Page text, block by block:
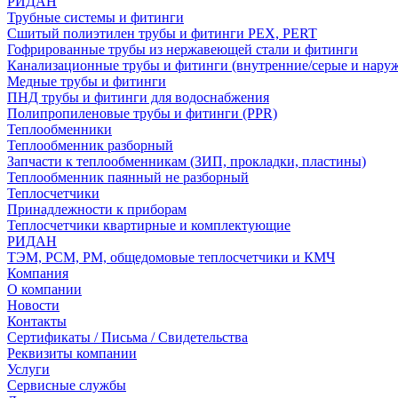
Трубные системы и фитинги
Сшитый полиэтилен трубы и фитинги PEX, PERT
Гофрированные трубы из нержавеющей стали и фитинги
Канализационные трубы и фитинги (внутренние/серые и
Медные трубы и фитинги
ПНД трубы и фитинги для водоснабжения
Полипропиленовые трубы и фитинги (PPR)
Теплообменники
Теплообменник разборный
Запчасти к теплообменникам (ЗИП, прокладки, пластины)
Теплообменник паянный не разборный
Теплосчетчики
Принадлежности к приборам
Теплосчетчики квартирные и комплектующие
РИДАН
ТЭМ, РСМ, РМ, общедомовые теплосчетчики и КМЧ
Компания
О компании
Новости
Контакты
Сертификаты / Письма / Свидетельства
Реквизиты компании
Услуги
Сервисные службы